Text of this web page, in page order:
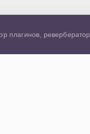
плагинов, ревербератор